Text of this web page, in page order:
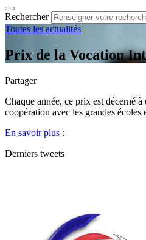
Rechercher
Toutes les actualités
Prix de la Vocation
Partager
Chaque année, ce prix est décerné
coopération avec les grandes écoles
En savoir plus :
Derniers tweets